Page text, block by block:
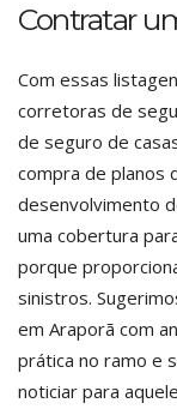
Contratar
Com essas
corretoras de
de seguro de
compra de planos
desenvolvimento
uma cobertura
porque
sinistros.
em Araporã com
prática no ramo e
noticiar para